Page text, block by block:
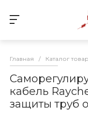
Главная / Каталог
кабель
защиты труб